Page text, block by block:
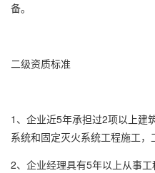
备。
二级资质标准
1、企业近5年承担过2项以上建
系统和固定灭火系统工程施工，
2、企业经理具有5年以上从事